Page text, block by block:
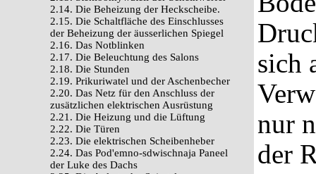
2.14. Die Beheizung der Heckscheibe.
2.15. Die Schaltfläche des Einschlusses
der Beheizung der äusserlichen Spiegel
2.16. Das Notblinken
2.17. Die Beleuchtung des Salons
2.18. Die Stunden
2.19. Prikuriwatel und der Aschenbecher
2.20. Das Netz für den Anschluss der
zusätzlichen elektrischen Ausrüstung
2.21. Die Heizung und die Lüftung
2.22. Die Türen
2.23. Die elektrischen Scheibenheber
2.24. Das Pod'emno-sdwischnaja Paneel
der Luke des Dachs
sich
nur
der